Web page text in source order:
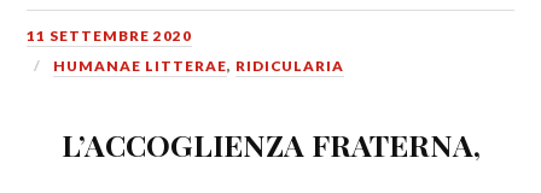
11 SETTEMBRE 2020
HUMANAE LITTERAE, RIDICULARIA
L’ACCOGLIENZA FRATERNA,